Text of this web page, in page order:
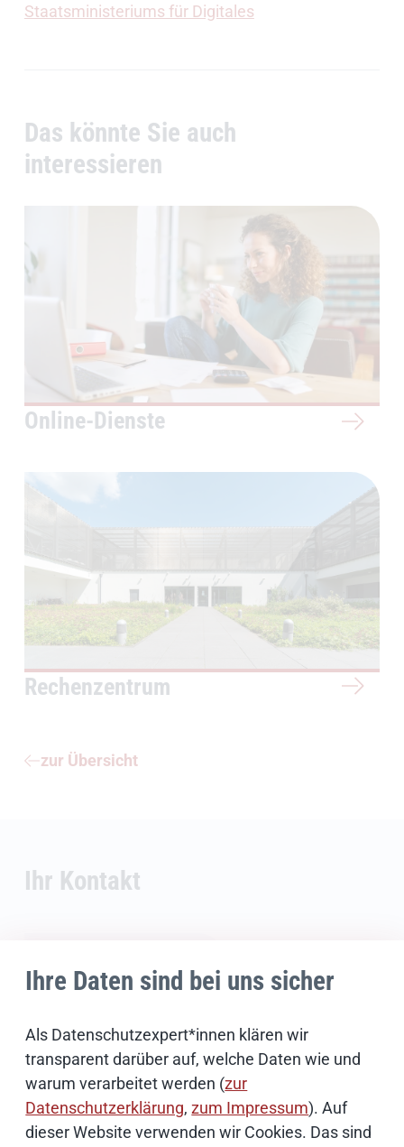
Ihre Daten sind bei uns sicher
Als Datenschutzexpert*innen klären wir
transparent darüber auf, welche Daten wie und
warum verarbeitet werden (zur
Datenschutzerklärung,zum Impressum). Auf
dieser Website verwenden wir Cookies. Das sind
Staatsministeriums für Digitales
Das könnte Sie auch
interessieren
Online-Dienste
Rechenzentrum
zur Übersicht
Ihr Kontakt